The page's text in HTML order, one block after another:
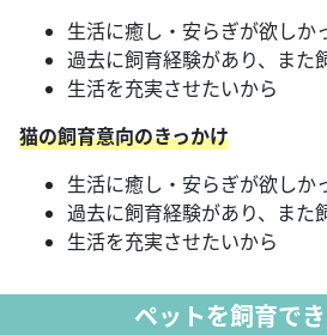
生活に癒し・安らぎが欲しか
過去に飼育経験があり、また
生活を充実させたいから
猫の飼育意向のきっかけ
生活に癒し・安らぎが欲しか
過去に飼育経験があり、また
生活を充実させたいから
ペットを飼育で